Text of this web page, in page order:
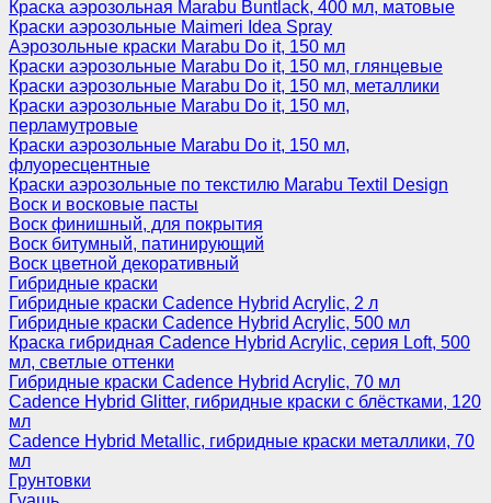
Краска аэрозольная Marabu Buntlack, 400 мл, матовые
Краски аэрозольные Maimeri Idea Spray
Аэрозольные краски Marabu Do it, 150 мл
Краски аэрозольные Marabu Do it, 150 мл, глянцевые
Краски аэрозольные Marabu Do it, 150 мл, металлики
Краски аэрозольные Marabu Do it, 150 мл,
перламутровые
Краски аэрозольные Marabu Do it, 150 мл,
флуоресцентные
Краски аэрозольные по текстилю Marabu Textil Design
Воск и восковые пасты
Воск финишный, для покрытия
Воск битумный, патинирующий
Воск цветной декоративный
Гибридные краски
Гибридные краски Cadence Hybrid Acrylic, 2 л
Гибридные краски Cadence Hybrid Acrylic, 500 мл
Краска гибридная Cadence Hybrid Acrylic, серия Loft, 500
мл, светлые оттенки
Гибридные краски Cadence Hybrid Acrylic, 70 мл
Cadence Hybrid Glitter, гибридные краски с блёстками, 120
мл
Cadence Hybrid Metallic, гибридные краски металлики, 70
мл
Грунтовки